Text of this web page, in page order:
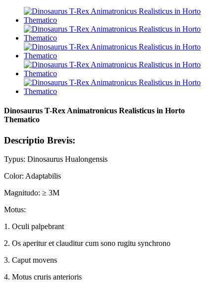
Dinosaurus T-Rex Animatronicus Realisticus in Horto
Thematico
Descriptio Brevis:
Typus: Dinosaurus Hualongensis
Color: Adaptabilis
Magnitudo: ≥ 3M
Motus:
1. Oculi palpebrant
2. Os aperitur et clauditur cum sono rugitu synchrono
3. Caput movens
4. Motus cruris anterioris